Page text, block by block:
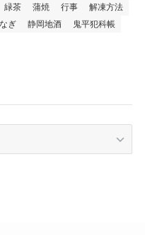
緑茶 蒲焼 行事
解凍方法
ぎ 静岡地酒
鬼平犯科帳